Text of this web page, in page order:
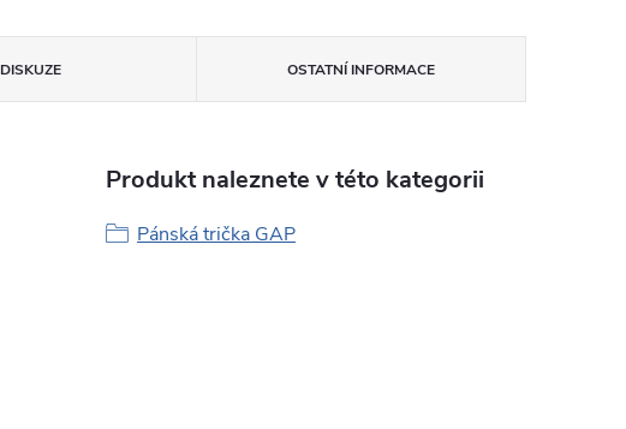
DISKUZE OSTATNÍ INFORMACE
Produkt naleznete v této kategorii
Pánská trička GAP